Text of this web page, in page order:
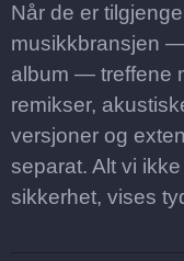
Når de er
musikkbransjen
album — treffene
remikser,
versjoner og
separat. Alt vi
sikkerhet, vises